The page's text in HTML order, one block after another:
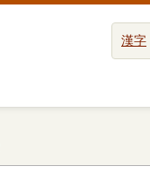
漢字